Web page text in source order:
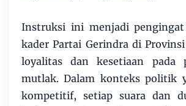
Instruksi ini menjadi
kader Partai Gerindra di
loyalitas dan kesetiaan pada
mutlak. Dalam konteks politik
kompetitif, setiap suara dan